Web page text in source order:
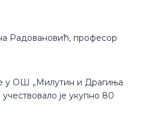
Радовановић, професор
у ОШ „Милутин и Драгиња
је укупно 80